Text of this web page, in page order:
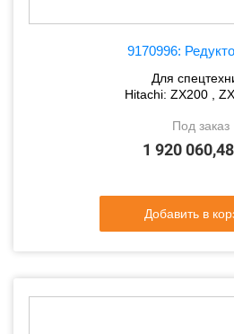
9170996:
Для
Hitachi: ZX200 ,
Под заказ
1 920 060,48
Добавить в